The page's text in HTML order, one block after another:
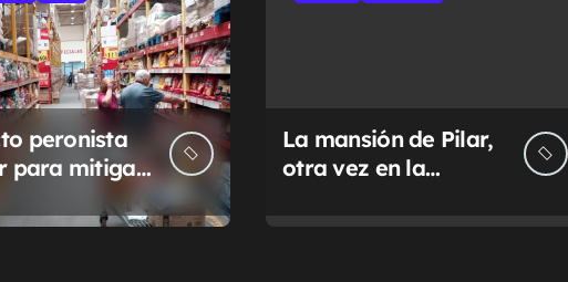
peronista
para mitigar
La mansión de Pilar,
otra vez en la